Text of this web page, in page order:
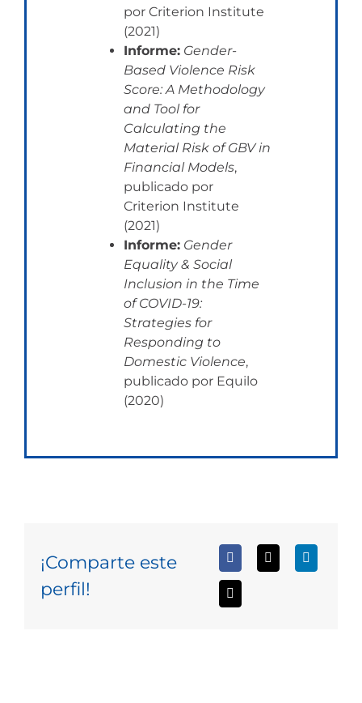
por Criterion Institute
(2021)
Informe: Gender-
Based Violence Risk
Score: A Methodology
and Tool for
Calculating the
Material Risk of GBV in
Financial Models,
publicado por
Criterion Institute
(2021)
Informe: Gender
Equality & Social
Inclusion in the Time
of COVID-19:
Strategies for
Responding to
Domestic Violence,
publicado por Equilo
(2020)
¡Comparte este
perfil!